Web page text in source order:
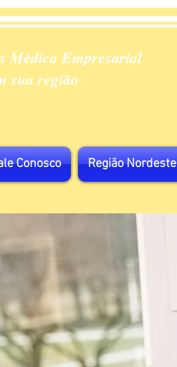
Médica Empresarial
sua região
Conosco Região Nordeste